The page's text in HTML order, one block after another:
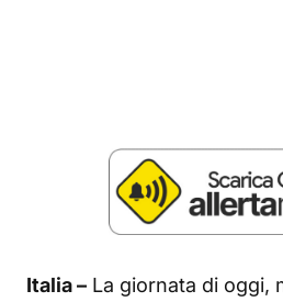
Italia – La giornata di oggi,